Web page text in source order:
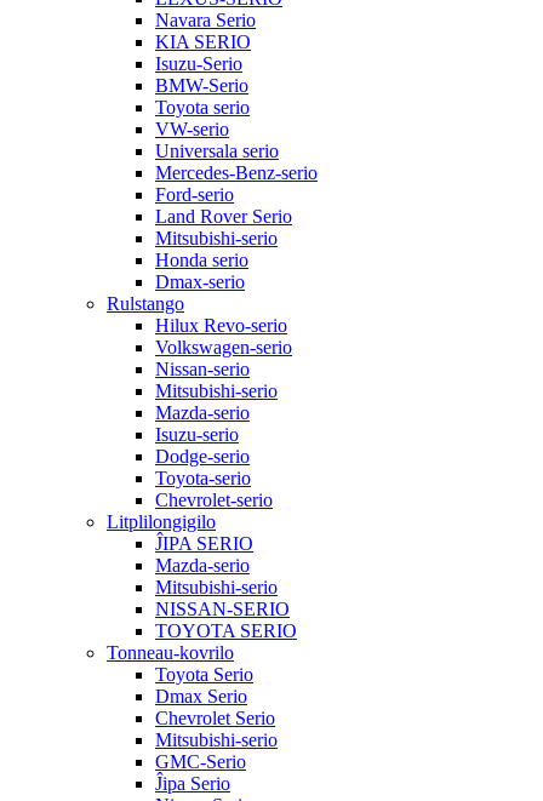
Navara Serio
KIA SERIO
Isuzu-Serio
BMW-Serio
Toyota serio
VW-serio
Universala serio
Mercedes-Benz-serio
Ford-serio
Land Rover Serio
Mitsubishi-serio
Honda serio
Dmax-serio
Rulstango
Hilux Revo-serio
Volkswagen-serio
Nissan-serio
Mitsubishi-serio
Mazda-serio
Isuzu-serio
Dodge-serio
Toyota-serio
Chevrolet-serio
Litplilongigilo
ĴIPA SERIO
Mazda-serio
Mitsubishi-serio
NISSAN-SERIO
TOYOTA SERIO
Tonneau-kovrilo
Toyota Serio
Dmax Serio
Chevrolet Serio
Mitsubishi-serio
GMC-Serio
Ĵipa Serio